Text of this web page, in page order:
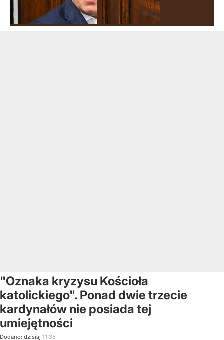
"Oznaka kryzysu Kościoła
katolickiego". Ponad dwie trzecie
kardynałów nie posiada tej
umiejętności
Dodano: dzisiaj 11:35